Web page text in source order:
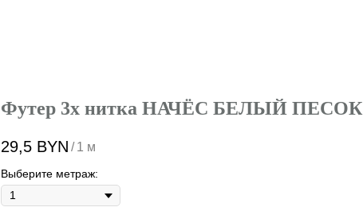
Футер 3х нитка НАЧЁС БЕЛЫЙ ПЕСОК
29,5 BYN / 1 м
Выберите метраж: